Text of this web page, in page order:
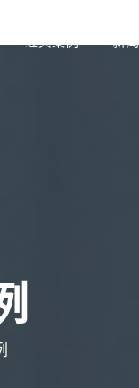
经典案例 新